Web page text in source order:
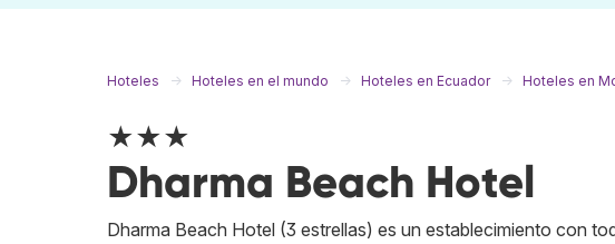
Hoteles Hoteles en el mundo Hoteles en Ecuador Hoteles en
★★★
Dharma Beach Hotel
Dharma Beach Hotel (3 estrellas) es un establecimiento con